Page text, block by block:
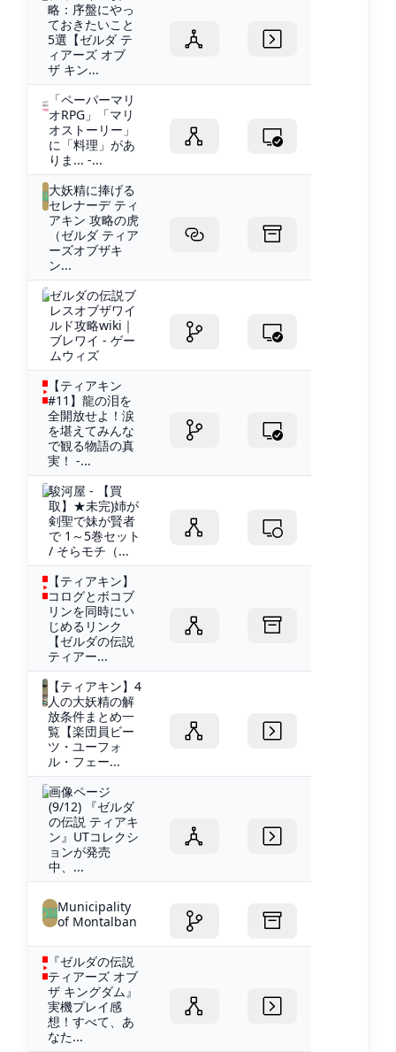
略：序盤にやっ
ておきたいこと
5選【ゼルダ テ
ィアーズ オブ
ザ キン...
「ペーパーマリ
オRPG」「マリ
オストーリー」
に「料理」があ
りま... -...
大妖精に捧げる
セレナーデ ティ
アキン 攻略の虎
（ゼルダ ティア
ーズオブザキ
ン...
ゼルダの伝説ブ
レスオブザワイ
ルド攻略wiki｜
ブレワイ - ゲー
ムウィズ
【ティアキン
#11】龍の泪を
全開放せよ！涙
を堪えてみんな
で観る物語の真
実！ -...
駿河屋 - 【買
取】★未完)姉が
剣聖で妹が賢者
で 1～5巻セット
/ そらモチ（...
【ティアキン】
コログとボコブ
リンを同時にい
じめるリンク
【ゼルダの伝説
ティアー...
【ティアキン】4
人の大妖精の解
放条件まとめ一
覧【楽団員ビー
ツ・ユーフォ
ル・フェー...
画像ページ
(9/12) 『ゼルダ
の伝説 ティアキ
ン』UTコレクシ
ョンが発売
中、...
Municipality
of Montalban
『ゼルダの伝説
ティアーズ オブ
ザ キングダム』
実機プレイ感
想！すべて、あ
なた...